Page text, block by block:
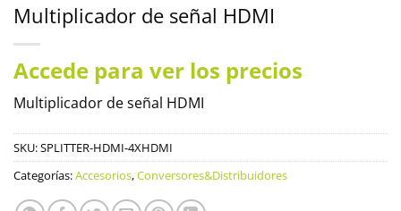
Multiplicador de señal HDMI
Accede para ver los precios
Multiplicador de señal HDMI
SKU:SPLITTER-HDMI-4XHDMI
Categorías:Accesorios,Conversores&Distribuidores